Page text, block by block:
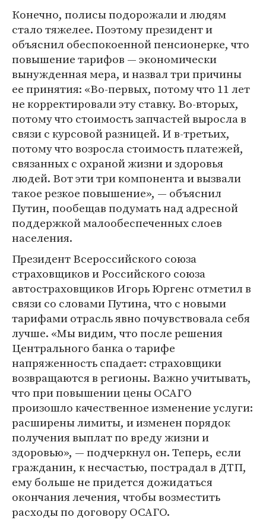
Конечно, полисы подорожали и людям
стало тяжелее. Поэтому президент и
объяснил обеспокоенной пенсионерке, что
повышение тарифов — экономически
вынужденная мера, и назвал три причины
ее принятия: «Во-первых, потому что 11 лет
не корректировали эту ставку. Во-вторых,
потому что стоимость запчастей выросла в
связи с курсовой разницей. И в-третьих,
потому что возросла стоимость платежей,
связанных с охраной жизни и здоровья
людей. Вот эти три компонента и вызвали
такое резкое повышение», — объяснил
Путин, пообещав подумать над адресной
поддержкой малообеспеченных слоев
населения.
Президент Всероссийского союза
страховщиков и Российского союза
автостраховщиков Игорь Юргенс отметил в
связи со словами Путина, что с новыми
тарифами отрасль явно почувствовала себя
лучше. «Мы видим, что после решения
Центрального банка о тарифе
напряженность спадает: страховщики
возвращаются в регионы. Важно учитывать,
что при повышении цены ОСАГО
произошло качественное изменение услуги:
расширены лимиты, и изменен порядок
получения выплат по вреду жизни и
здоровью», — подчеркнул он. Теперь, если
гражданин, к несчастью, пострадал в ДТП,
ему больше не придется дожидаться
окончания лечения, чтобы возместить
расходы по договору ОСАГО.